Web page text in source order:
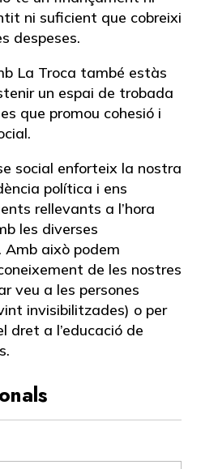
ni suficient que cobreixi
despeses.
La Troca també estàs
un espai de trobada
que promou cohesió i
social enforteix la nostra
política i ens
rellevants a l’hora
les diverses
això podem
de les nostres
veu a les persones
invisibilitzades) o per
dret a l’educació de